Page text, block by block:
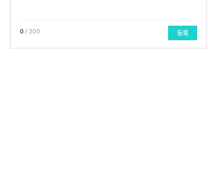
0 / 300 등록